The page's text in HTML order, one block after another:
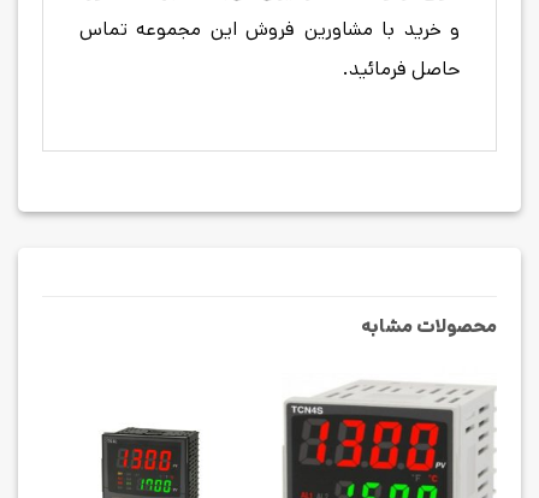
و خرید با مشاورین فروش این مجموعه تماس
حاصل فرمائید.
محصولات مشابه